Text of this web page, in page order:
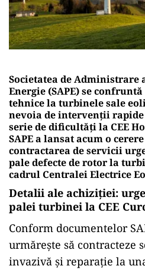
Societatea de
Energie (SAPE) se
tehnice la turbinele sale
nevoia de intervenții
serie de dificultăți la CEE
SAPE a lansat acum o
contractarea de servicii
pale defecte de rotor la
cadrul Centralei Electrice
Detalii ale achiziției:
palei turbinei la CEE
Conform documentelor
urmărește să contracteze
invazivă și reparație la